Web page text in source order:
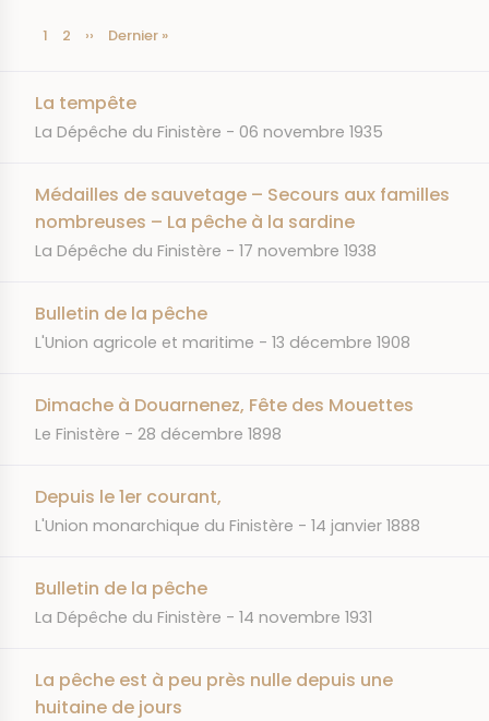
Pagination
Page
1 Page
2
Page
››
Dernière
Dernier »
La tempête
JOURNAL
La Dépêche du Finistère DATE
06 novembre 1935
Médailles de sauvetage – Secours aux familles
nombreuses – La pêche à la sardine
JOURNAL
La Dépêche du Finistère DATE
17 novembre 1938
Bulletin de la pêche
JOURNAL
L'Union agricole et maritime DATE
13 décembre 1908
Dimache à Douarnenez, Fête des Mouettes
JOURNAL
Le Finistère DATE
28 décembre 1898
Depuis le 1er courant,
JOURNAL
L'Union monarchique du Finistère DATE
14 janvier 1888
Bulletin de la pêche
JOURNAL
La Dépêche du Finistère DATE
14 novembre 1931
La pêche est à peu près nulle depuis une
huitaine de jours